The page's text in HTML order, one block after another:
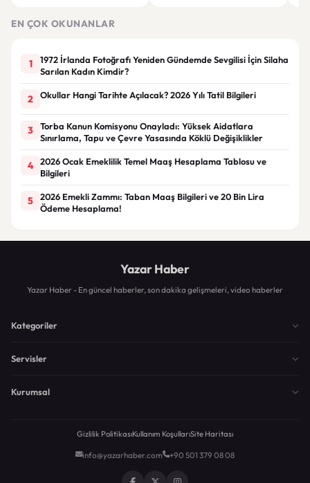
EN ÇOK OKUNANLAR
1
1972 İrlanda Fotoğrafı Yeniden Gündemde Sevgilisi İçin Silaha
Sarılan Kadın Kimdir?
2 Okullar Hangi Tarihte Açılacak? 2026 Yılı Tatil Bilgileri
3
Torba Kanun Komisyonu Onayladı: Yüksek Aidatlara
Sınırlama, Tapu ve Çevre Yasasında Köklü Değişiklikler
4
2026 Ocak Emeklilik Temel Maaş Hesaplama Tablosu ve
Bilgileri
5
2026 Emekli Zammı: Taban Maaş Bilgileri ve 20 Bin Lira
Ödeme Hesaplama!
Yazar Haber
Yazar Haber - En güncel haberler, son dakika gelişmeleri, video haberler
Kategoriler
Servisler
Kurumsal
Gizlilik PolitikasıKullanım KoşullarıSite Haritası
info@yazarhaber.com +90 501 379 08 08